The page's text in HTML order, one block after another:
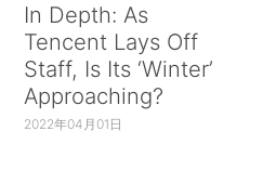
In Depth: As
Tencent Lays Off
Staff, Is Its ‘Winter’
Approaching?
2022年04月01日